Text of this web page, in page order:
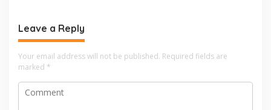
Leave a Reply
Your email address will not be published. Required fields are
marked *